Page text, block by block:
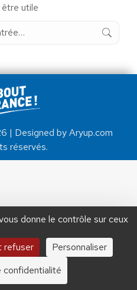
utile
| Designed by Aryup.com
réservés.
donne le contrôle sur ceux
refuser
Personnaliser
confidentialité